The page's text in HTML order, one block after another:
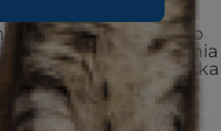
Gravidné alebo
gravidity alebo dojčenia
potravou pre mačiatka
Benefit.Dospelé